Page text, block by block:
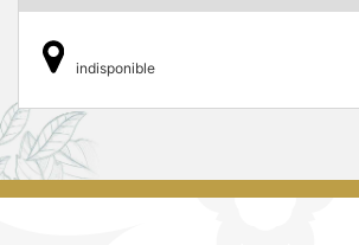
indisponible